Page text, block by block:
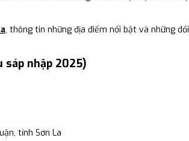
, thông tin những địa điểm nổi bật và những
sáp nhập 2025)
tỉnh Sơn La